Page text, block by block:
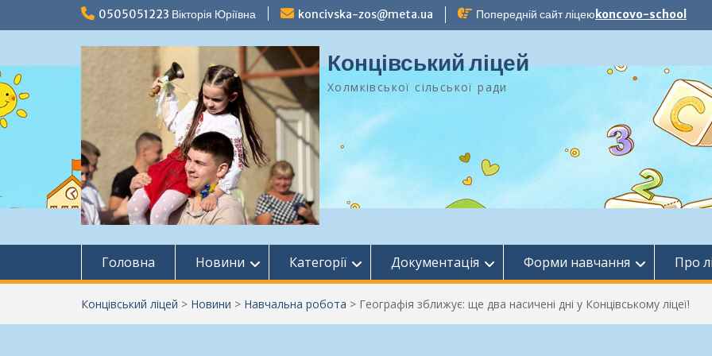
0505051223 Вікторія Юріївна koncivska-zos@meta.ua Попередній сайт ліцею koncovo-school
Концівський ліцей
Холмківської сільської ради
Головна Новини Категорії Документація Форми навчання Про
Концівський ліцей > Новини > Навчальна робота > Географія зближує: ще два насичені дні у Концівському ліцеї!